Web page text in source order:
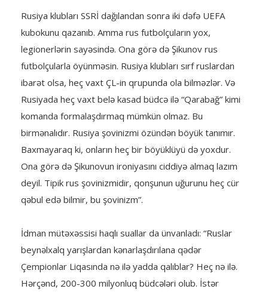
Rusiya klubları SSRİ dağılandan sonra iki dəfə UEFA
kubokunu qazanıb. Amma rus futbolçuların yox,
legionerlərin sayəsində. Ona görə də Şikunov rus
futbolçularla öyünməsin. Rusiya klubları sırf ruslardan
ibarət olsa, heç vaxt ÇL-in qrupunda ola bilməzlər. Və
Rusiyada heç vaxt belə kasad büdcə ilə “Qarabağ” kimi
komanda formalaşdırmaq mümkün olmaz. Bu
birmənalıdır. Rusiya şovinizmi özündən böyük tanımır.
Baxmayaraq ki, onların heç bir böyüklüyü də yoxdur.
Ona görə də Şikunovun ironiyasını ciddiyə almaq lazım
deyil. Tipik rus şovinizmidir, qonşunun uğurunu heç cür
qəbul edə bilmir, bu şovinizm”.
İdman mütəxəssisi haqlı suallar da ünvanladı: “Ruslar
beynəlxalq yarışlardan kənarlaşdırılana qədər
Çempionlar Liqasında nə ilə yadda qalıblar? Heç nə ilə.
Hərçənd, 200-300 milyonluq büdcələri olub. İstər